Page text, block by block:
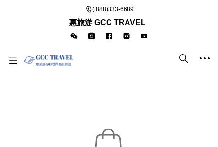
( 888)333-6689
惠旅游 GCC TRAVEL